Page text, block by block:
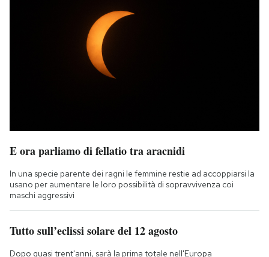
E ora parliamo di fellatio tra aracnidi
In una specie parente dei ragni le femmine restie ad accoppiarsi la
usano per aumentare le loro possibilità di sopravvivenza coi
maschi aggressivi
Tutto sull’eclissi solare del 12 agosto
Dopo quasi trent'anni, sarà la prima totale nell'Europa